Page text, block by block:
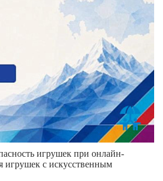
игрушек при онлайн-
игрушек с искусственным